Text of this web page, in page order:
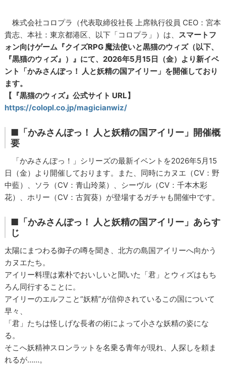
株式会社コロプラ（代表取締役社長 上席執行役員 CEO：宮本
貴志、本社：東京都港区、以下「コロプラ」）は、 スマートフ
ォン向けゲーム『クイズRPG 魔法使いと黒猫のウィズ（以下、
『黒猫のウィズ』）』にて、2026年5月15日（金）より新イベ
ント「かみさんぽっ！ 人と妖精の国アイリー」を開催しており
ます。
【『黒猫のウィズ』公式サイト URL】
https://colopl.co.jp/magicianwiz/
■「かみさんぽっ！ 人と妖精の国アイリー」開催概
要
「かみさんぽっ！」シリーズの最新イベントを2026年5月15
日（金）より開催しております。また、同時にカヌエ（CV：野
中藍）、ソラ（CV：青山玲菜）、シーヴル（CV：千本木彩
花）、ホリー（CV：古賀葵）が登場するガチャも開催中です。
■「かみさんぽっ！ 人と妖精の国アイリー」あらす
じ
太陽にまつわる御子の噂を聞き、北方の島国アイリーへ向かう
カヌエたち。
アイリー料理は素朴でおいしいと聞いた「君」とウィズはもち
ろん同行することに。
アイリーのエルフこと“妖精”が信仰されているこの国について
早々、
「君」たちは怪しげな長者の術によって小さな妖精の姿にな
る。
そこへ妖精神スロンラットを名乗る青年が現れ、人探しを頼ま
れるが……。